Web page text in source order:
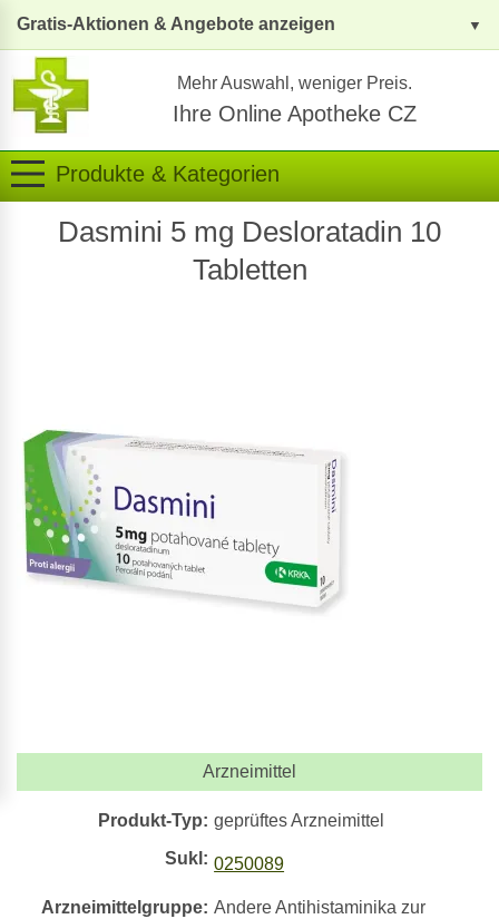
Gratis-Aktionen & Angebote anzeigen
Mehr Auswahl, weniger Preis.
Ihre Online Apotheke CZ
Produkte & Kategorien
Dasmini 5 mg Desloratadin 10
Tabletten
Arzneimittel
Produkt-Typ: geprüftes Arzneimittel
Sukl: 0250089
Arzneimittelgruppe: Andere Antihistaminika zur